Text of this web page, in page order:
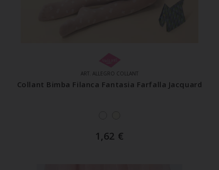
ART. ALLEGRO COLLANT
Collant Bimba Filanca Fantasia Farfalla Jacquard
1,62 €